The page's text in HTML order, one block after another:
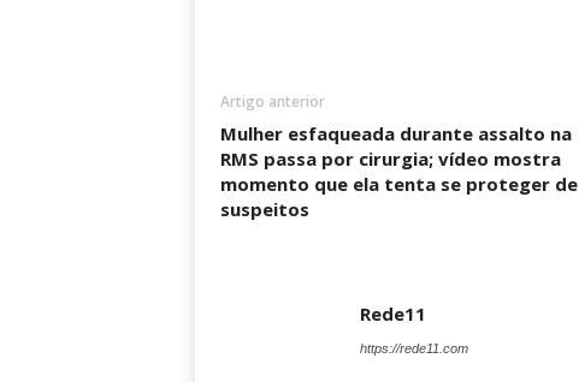
Artigo anterior
Mulher esfaqueada durante assalto na
RMS passa por cirurgia; vídeo mostra
momento que ela tenta se proteger de
suspeitos
Rede11
https://rede11.com